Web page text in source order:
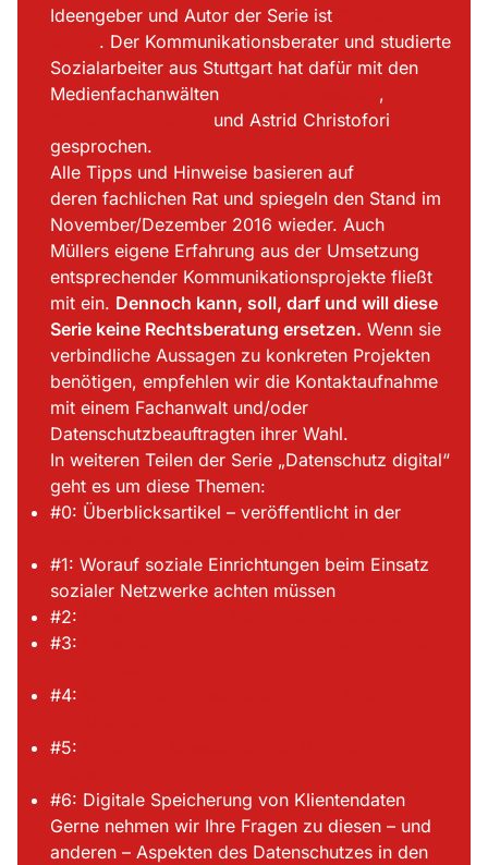
Ideengeber und Autor der Serie ist
. Der Kommunikationsberater und studierte
Sozialarbeiter aus Stuttgart hat dafür mit den
Medienfachanwälten
,
und Astrid Christofori
gesprochen.
Alle Tipps und Hinweise basieren auf
deren fachlichen Rat und spiegeln den Stand im
November/Dezember 2016 wieder. Auch
Müllers eigene Erfahrung aus der Umsetzung
entsprechender Kommunikationsprojekte fließt
mit ein. Dennoch kann, soll, darf und will diese
Serie keine Rechtsberatung ersetzen. Wenn sie
verbindliche Aussagen zu konkreten Projekten
benötigen, empfehlen wir die Kontaktaufnahme
mit einem Fachanwalt und/oder
Datenschutzbeauftragten ihrer Wahl.
In weiteren Teilen der Serie „Datenschutz digital“
geht es um diese Themen:
#0: Überblicksartikel – veröffentlicht in der
#1: Worauf soziale Einrichtungen beim Einsatz
sozialer Netzwerke achten müssen
#2:
#3:
#4:
#5:
#6: Digitale Speicherung von Klientendaten
Gerne nehmen wir Ihre Fragen zu diesen – und
anderen – Aspekten des Datenschutzes in den